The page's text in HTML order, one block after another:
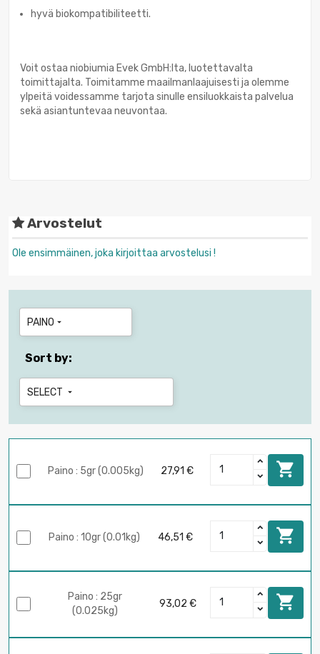
hyvä biokompatibiliteetti.
Voit ostaa niobiumia Evek GmbH:lta, luotettavalta
toimittajalta. Toimitamme maailmanlaajuisesti ja olemme
ylpeitä voidessamme tarjota sinulle ensiluokkaista palvelua
sekä asiantuntevaa neuvontaa.
Arvostelut
Ole ensimmäinen, joka kirjoittaa arvostelusi !
PAINO 
Sort by:
SELECT 
Paino : 5gr (0.005kg) 27,91 € 
Paino : 10gr (0.01kg) 46,51 € 
Paino : 25gr
(0.025kg)
93,02 € 